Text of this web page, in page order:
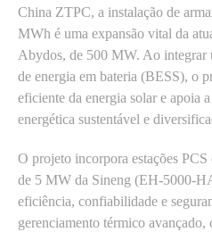
China ZTPC, a instalação de
MWh é uma expansão vital da
Abydos, de 500 MW. Ao integrar
de energia em bateria (BESS), o
eficiente da energia solar e apoia
energética sustentável e
O projeto incorpora estações
de 5 MW da Sineng (EH-5000-
eficiência, confiabilidade e
gerenciamento térmico